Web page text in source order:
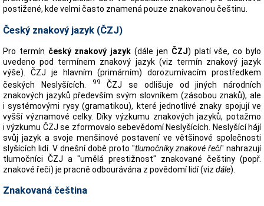
postižené, kde velmi často znamená pouze znakovanou češtinu.
Český znakový jazyk (ČZJ)
Pro termín český znakový jazyk (dále jen ČZJ) platí vše, co bylo
uvedeno pod termínem znakový jazyk (viz termín znakový jazyk
výše). ČZJ je hlavním (primárním) dorozumívacím prostředkem
českých Neslyšících.
99
ČZJ se odlišuje od jiných národních
znakových jazyků především svým slovníkem (zásobou znaků), ale
i systémovými rysy (gramatikou), které jednotlivé znaky spojují ve
vyšší významové celky. Díky výzkumu znakových jazyků, potažmo
i výzkumu ČZJ se zformovalo sebevědomí Neslyšících. Neslyšící hájí
svůj jazyk a svoje menšinové postavení ve většinové společnosti
slyšících lidí. V dnešní době proto "tlumočníky znakové řeči" nahrazují
tlumočníci ČZJ a "umělá prestižnost" znakované češtiny (popř.
znakové řeči) je pracně odbourávána z povědomí lidí (viz dále).
Znakovaná čeština